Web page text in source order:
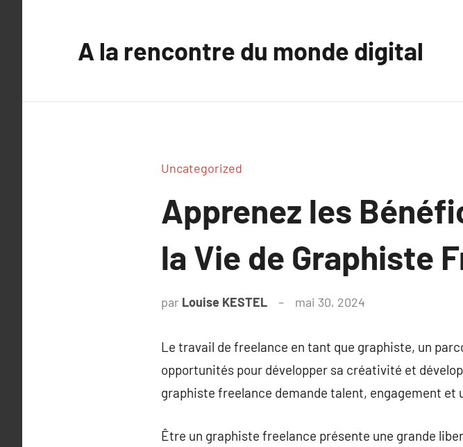
A la rencontre du monde digital
Uncategorized
Apprenez les
la Vie de Graphiste
par Louise KESTEL mai 30, 2024
Le travail de freelance en tant que graphiste, un
opportunités pour développer sa créativité et
graphiste freelance demande talent, engagement et
Être un graphiste freelance présente une grande